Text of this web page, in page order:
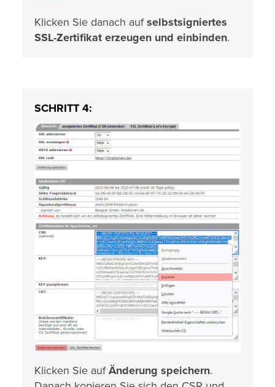
Klicken Sie danach aufselbstsigniertes
SSL-Zertifikat erzeugen und einbinden.
SCHRITT 4:
Klicken Sie aufÄnderung speichern.